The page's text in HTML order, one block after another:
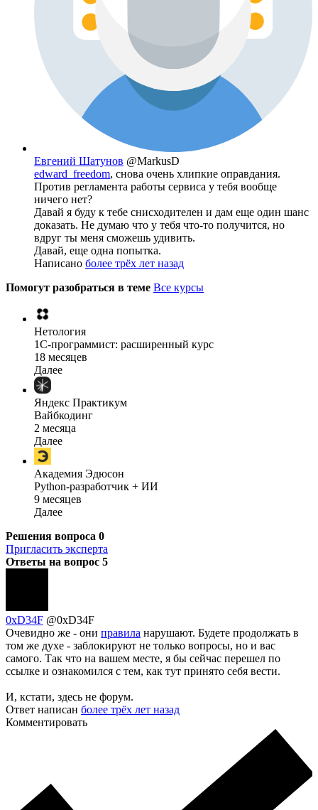
Евгений Шатунов @MarkusD
edward_freedom, снова очень хлипкие оправдания.
Против регламента работы сервиса у тебя вообще
ничего нет?
Давай я буду к тебе снисходителен и дам еще один шанс
доказать. Не думаю что у тебя что-то получится, но
вдруг ты меня сможешь удивить.
Давай, еще одна попытка.
Написано более трёх лет назад
Помогут разобраться в теме Все курсы
Нетология
1C-программист: расширенный курс
18 месяцев
Далее
Яндекс Практикум
Вайбкодинг
2 месяца
Далее
Академия Эдюсон
Python-разработчик + ИИ
9 месяцев
Далее
Решения вопроса 0
Пригласить эксперта
Ответы на вопрос 5
0xD34F @0xD34F
Очевидно же - они правила нарушают. Будете продолжать в
том же духе - заблокируют не только вопросы, но и вас
самого. Так что на вашем месте, я бы сейчас перешел по
ссылке и ознакомился с тем, как тут принято себя вести.
И, кстати, здесь не форум.
Ответ написан более трёх лет назад
Комментировать